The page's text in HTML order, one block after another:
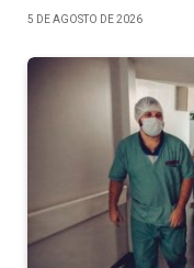
5 DE AGOSTO DE 2026